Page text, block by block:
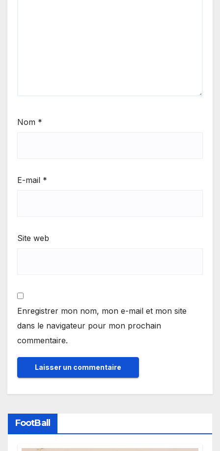
Nom *
E-mail *
Site web
Enregistrer mon nom, mon e-mail et mon site
dans le navigateur pour mon prochain
commentaire.
FootBall